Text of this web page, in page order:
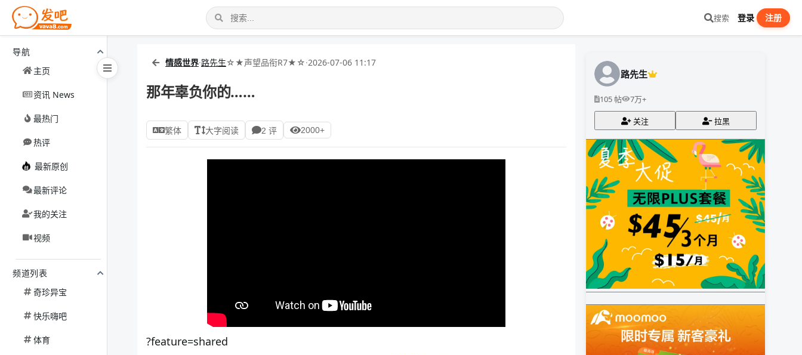
搜索 登录 注册
导航
主页
资讯 News
最热门
热评
最新原创
最新评论
我的关注
视频
频道列表
奇珍异宝
快乐嗨吧
体育
情感世界·路先生☆★声望品衔R7★☆·2026-07-06 11:17
那年辜负你的……
繁体 大字阅读 2 评 2000+
?feature=shared
路先生
105 帖 7万+
关注 拉黑